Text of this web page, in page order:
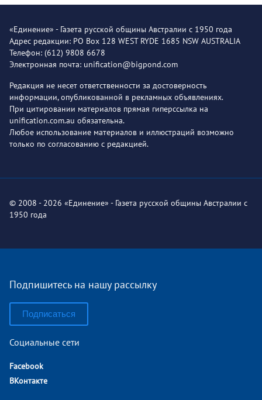
«Единение» - Газета русской общины Австралии с 1950 года
Адрес редакции: PO Box 128 WEST RYDE 1685 NSW AUSTRALIA
Телефон: (612) 9808 6678
Электронная почта: unification@bigpond.com
Редакция не несет ответственности за достоверность
информации, опубликованной в рекламных объявлениях.
При цитировании материалов прямая гиперссылка на
unification.com.au обязательна.
Любое использование материалов и иллюстраций возможно
только по согласованию с редакцией.
© 2008 - 2026 «Единение» - Газета русской общины Австралии с
1950 года
Подпишитесь на нашу рассылку
Подписаться
Социальные сети
Facebook
ВКонтакте